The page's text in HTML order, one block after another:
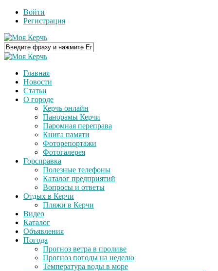
Войти
Регистрация
Главная
Новости
Статьи
О городе
Керчь онлайн
Панорамы Керчи
Паромная переправа
Книга памяти
Фоторепортажи
Фотогалерея
Горсправка
Полезные телефоны
Каталог предприятий
Вопросы и ответы
Отдых в Керчи
Пляжи в Керчи
Видео
Каталог
Объявления
Погода
Прогноз ветра в проливе
Прогноз погоды на неделю
Температура воды в море